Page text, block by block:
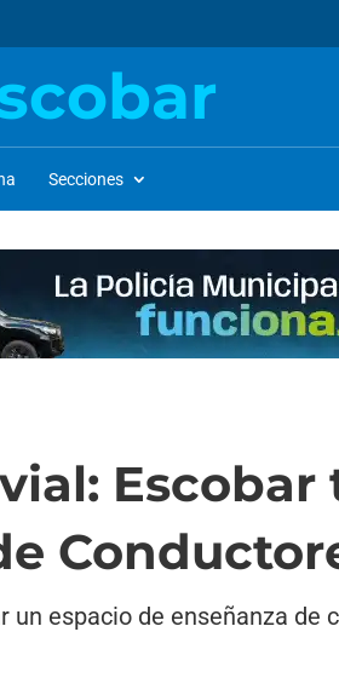
Secciones
Escobar
un espacio de enseñanza